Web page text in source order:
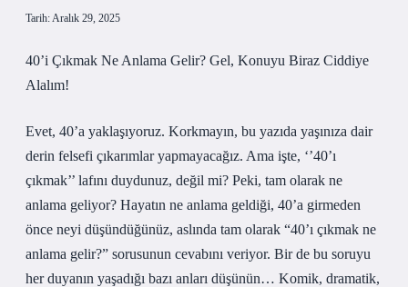
Tarih: Aralık 29, 2025
40’i Çıkmak Ne Anlama Gelir? Gel, Konuyu Biraz Ciddiye
Alalım!
Evet, 40’a yaklaşıyoruz. Korkmayın, bu yazıda yaşınıza dair
derin felsefi çıkarımlar yapmayacağız. Ama işte, ‘’40’ı
çıkmak’’ lafını duydunuz, değil mi? Peki, tam olarak ne
anlama geliyor? Hayatın ne anlama geldiği, 40’a girmeden
önce neyi düşündüğünüz, aslında tam olarak “40’ı çıkmak ne
anlama gelir?” sorusunun cevabını veriyor. Bir de bu soruyu
her duyanın yaşadığı bazı anları düşünün… Komik, dramatik,